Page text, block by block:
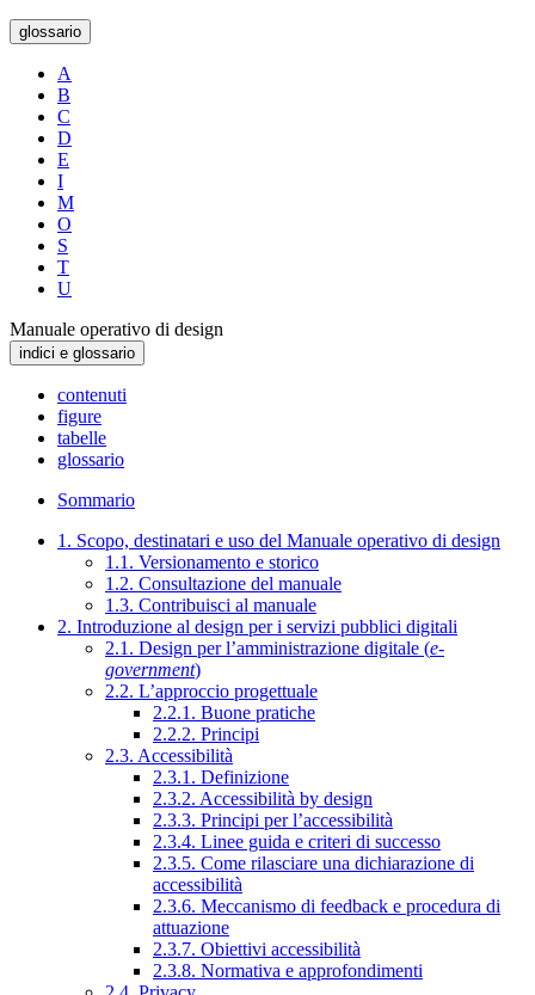
glossario
A
B
C
D
E
I
M
O
S
T
U
Manuale operativo di design
indici e glossario
contenuti
figure
tabelle
glossario
Sommario
1. Scopo, destinatari e uso del Manuale operativo di design
1.1. Versionamento e storico
1.2. Consultazione del manuale
1.3. Contribuisci al manuale
2. Introduzione al design per i servizi pubblici digitali
2.1. Design per l’amministrazione digitale (e-
government)
2.2. L’approccio progettuale
2.2.1. Buone pratiche
2.2.2. Principi
2.3. Accessibilità
2.3.1. Definizione
2.3.2. Accessibilità by design
2.3.3. Principi per l’accessibilità
2.3.4. Linee guida e criteri di successo
2.3.5. Come rilasciare una dichiarazione di
accessibilità
2.3.6. Meccanismo di feedback e procedura di
attuazione
2.3.7. Obiettivi accessibilità
2.3.8. Normativa e approfondimenti